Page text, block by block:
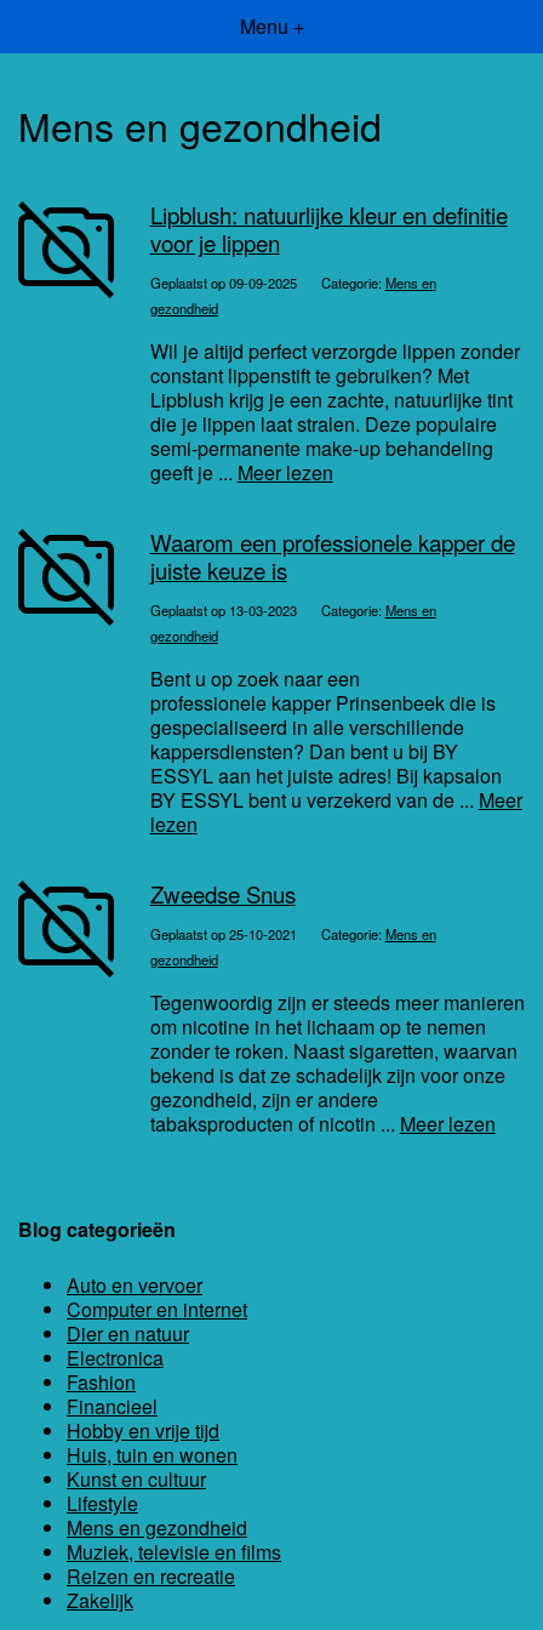
Menu +
Mens en gezondheid
Lipblush: natuurlijke kleur en definitie
voor je lippen
Geplaatst op 09-09-2025 Categorie: Mens en
gezondheid
Wil je altijd perfect verzorgde lippen zonder
constant lippenstift te gebruiken? Met
Lipblush krijg je een zachte, natuurlijke tint
die je lippen laat stralen. Deze populaire
semi-permanente make-up behandeling
geeft je ... Meer lezen
Waarom een professionele kapper de
juiste keuze is
Geplaatst op 13-03-2023 Categorie: Mens en
gezondheid
Bent u op zoek naar een
professionele kapper Prinsenbeek die is
gespecialiseerd in alle verschillende
kappersdiensten? Dan bent u bij BY
ESSYL aan het juiste adres! Bij kapsalon
BY ESSYL bent u verzekerd van de ... Meer
lezen
Zweedse Snus
Geplaatst op 25-10-2021 Categorie: Mens en
gezondheid
Tegenwoordig zijn er steeds meer manieren
om nicotine in het lichaam op te nemen
zonder te roken. Naast sigaretten, waarvan
bekend is dat ze schadelijk zijn voor onze
gezondheid, zijn er andere
tabaksproducten of nicotin ... Meer lezen
Blog categorieën
Auto en vervoer
Computer en internet
Dier en natuur
Electronica
Fashion
Financieel
Hobby en vrije tijd
Huis, tuin en wonen
Kunst en cultuur
Lifestyle
Mens en gezondheid
Muziek, televisie en films
Reizen en recreatie
Zakelijk